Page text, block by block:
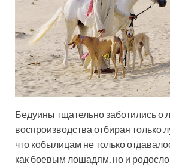
Бедуины тщательно заботились о
воспроизводства отбирая только
что кобылицам не только
как боевым лошадям, но и